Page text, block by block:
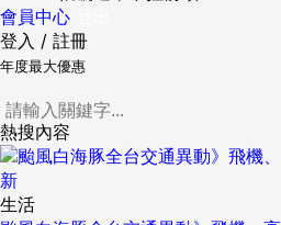
會員中心
登入 / 註冊
年度最大優惠
熱搜內容
生活